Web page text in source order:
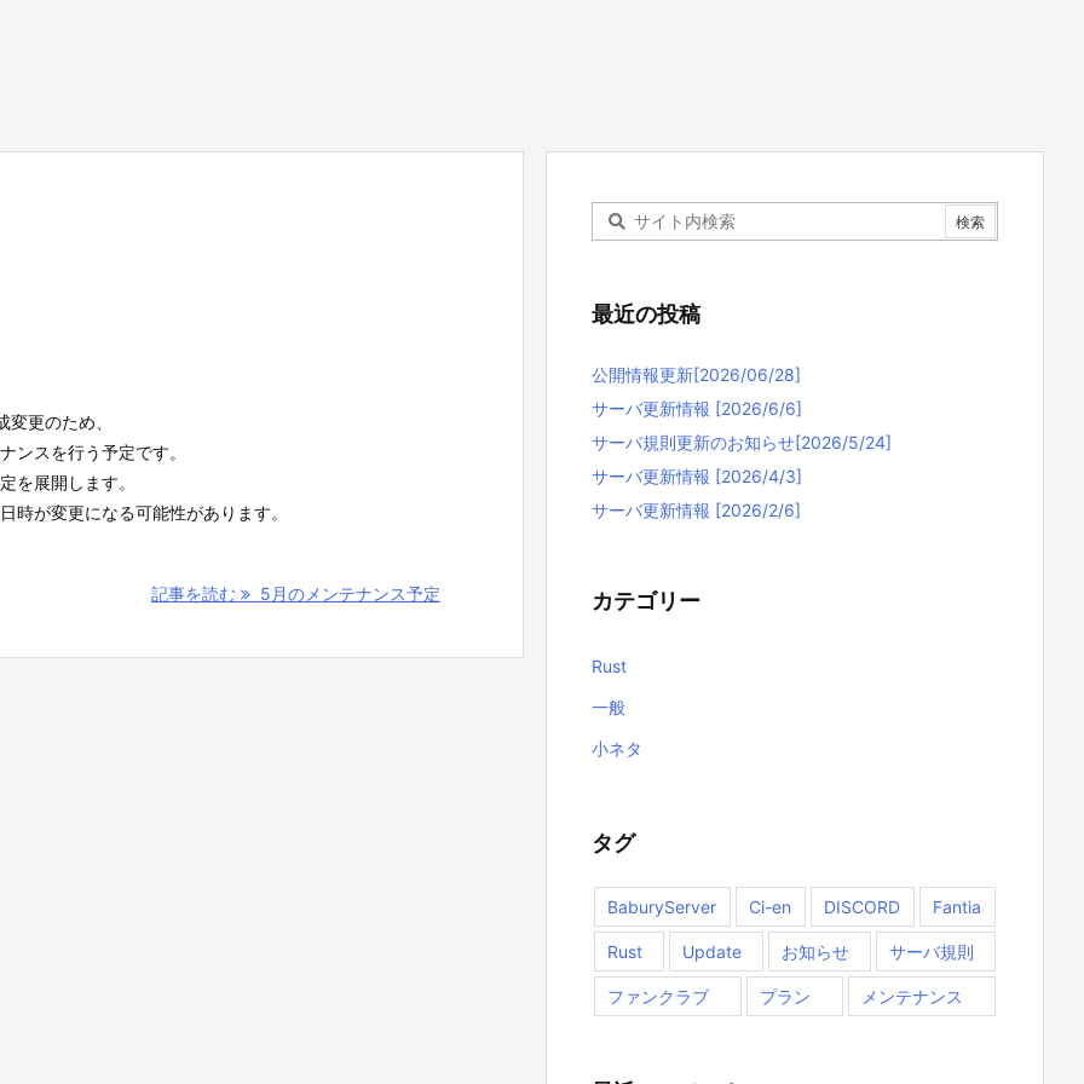
更のため、
ンスを行う予定です。
を展開します。
時が変更になる可能性があります。
記事を読む 5月のメンテナンス予定
最近の投稿
公開情報更新[2026/06/28]
サーバ更新情報 [2026/6/6]
サーバ規則更新のお知らせ[2026/5/24]
サーバ更新情報 [2026/4/3]
サーバ更新情報 [2026/2/6]
カテゴリー
Rust
一般
小ネタ
タグ
BaburyServer Ci-en DISCORD Fantia
Rust Update お知らせ サーバ規則
ファンクラブ プラン メンテナンス